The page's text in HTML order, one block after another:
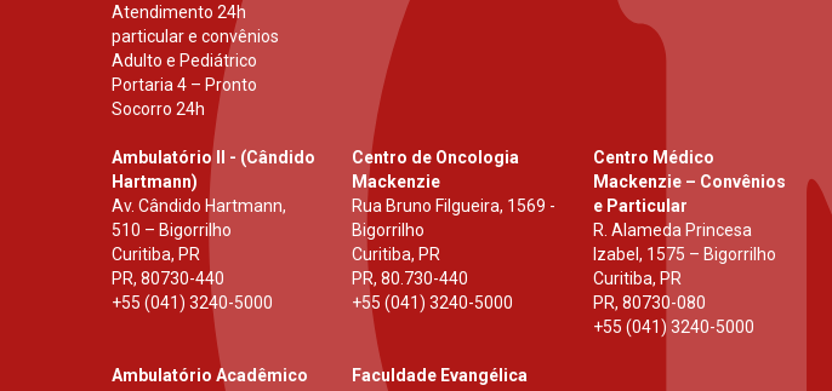
Atendimento 24h
particular e convênios
Adulto e Pediátrico
Portaria 4 – Pronto
Socorro 24h
Ambulatório II - (Cândido
Hartmann)
Av. Cândido Hartmann,
510 – Bigorrilho
Curitiba, PR
PR, 80730-440
+55 (041) 3240-5000
Centro de Oncologia
Mackenzie
Rua Bruno Filgueira, 1569 -
Bigorrilho
Curitiba, PR
PR,80.730-440
+55 (041) 3240-5000
Centro Médico
Mackenzie – Convênios
e Particular
R. Alameda Princesa
Izabel, 1575 – Bigorrilho
Curitiba, PR
PR, 80730-080
+55 (041) 3240-5000
Ambulatório Acadêmico
Faculdade Evangélica